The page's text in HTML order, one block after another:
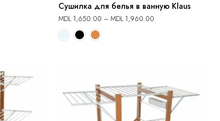
Сушилка для белья в ванную Klaus
MDL 1,650.00 – MDL 1,960.00